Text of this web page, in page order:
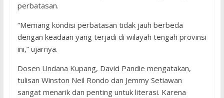
perbatasan.
“Memang kondisi perbatasan tidak jauh berbeda
dengan keadaan yang terjadi di wilayah tengah provinsi
ini,” ujarnya.
Dosen Undana Kupang, David Pandie mengatakan,
tulisan Winston Neil Rondo dan Jemmy Setiawan
sangat menarik dan penting untuk literasi. Karena